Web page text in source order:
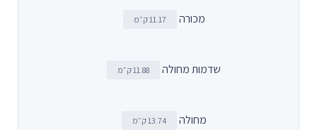
מכורה 11.17 ק״מ
שדמות מחולה 11.88 ק״מ
מחולה 13.74 ק״מ